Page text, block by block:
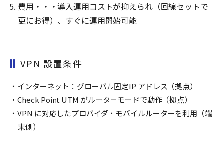
費用・・・導入運用コストが抑えられ（回線セットで
更にお得）、すぐに運用開始可能
VPN 設置条件
インターネット：グローバル固定IP アドレス（拠点）
Check Point UTM がルーターモードで動作（拠点）
VPN に対応したプロバイダ・モバイルルーターを利用（端
末側）